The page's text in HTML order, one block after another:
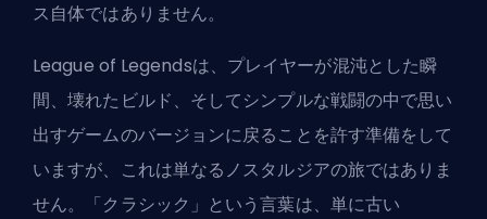
ス自体ではありません。
League of Legendsは、プレイヤーが混沌とした瞬
間、壊れたビルド、そしてシンプルな戦闘の中で思い
出すゲームのバージョンに戻ることを許す準備をして
いますが、これは単なるノスタルジアの旅ではありま
せん。「クラシック」という言葉は、単に古い